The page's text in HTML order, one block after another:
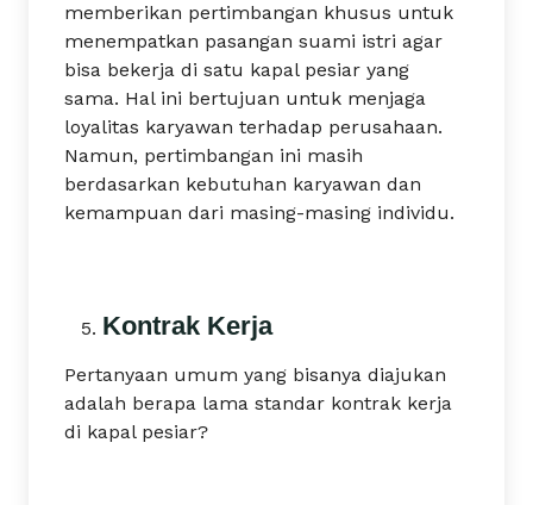
memberikan pertimbangan khusus untuk
menempatkan pasangan suami istri agar
bisa bekerja di satu kapal pesiar yang
sama. Hal ini bertujuan untuk menjaga
loyalitas karyawan terhadap perusahaan.
Namun, pertimbangan ini masih
berdasarkan kebutuhan karyawan dan
kemampuan dari masing-masing individu.
Kontrak Kerja
Pertanyaan umum yang bisanya diajukan
adalah berapa lama standar kontrak kerja
di kapal pesiar?